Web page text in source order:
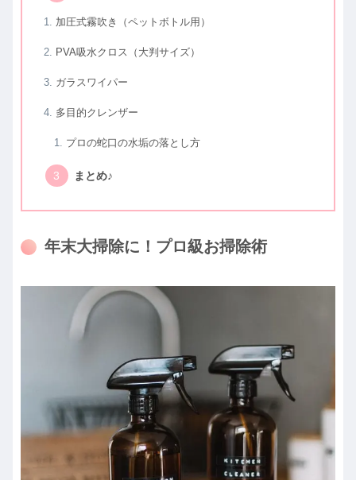
加圧式霧吹き（ペットボトル用）
PVA吸水クロス（大判サイズ）
ガラスワイパー
多目的クレンザー
プロの蛇口の水垢の落とし方
まとめ♪
年末大掃除に！プロ級お掃除術